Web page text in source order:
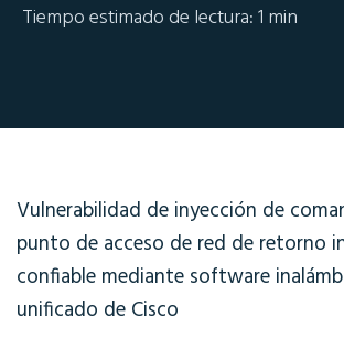
Tiempo estimado de lectura: 1 min
Vulnerabilidad de inyección de
punto de acceso de red de retorno
confiable mediante software
unificado de Cisco